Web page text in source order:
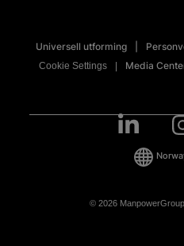
Universell utforming
Cookie Settings Media
© 2026